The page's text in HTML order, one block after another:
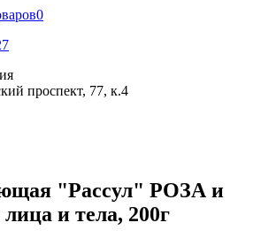
0
проспект, 77, к.4
"Рассул" РОЗА и
и тела, 200г